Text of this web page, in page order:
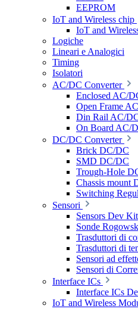
EEPROM
IoT and Wireless chip
IoT and
Logiche
Lineari e Analogici
Timing
Isolatori
AC/DC Converter
Enclosed AC/
Open Frame
Din Rail AC/
On Board AC/
DC/DC Converter
Brick DC/DC
SMD DC/DC
Trough-Hole
Chassis mount
Switching
Sensori
Sensors Dev Kit
Sonde
Trasduttori di
Trasduttori di
Sensori ad
Sensori di
Interface ICs
Interface ICs
IoT and Wireless